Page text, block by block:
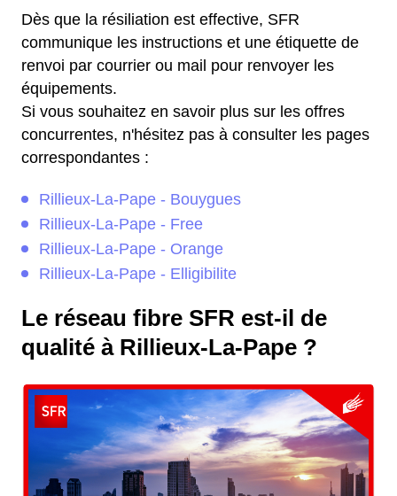
Dès que la résiliation est effective, SFR
communique les instructions et une étiquette de
renvoi par courrier ou mail pour renvoyer les
équipements.
Si vous souhaitez en savoir plus sur les offres
concurrentes, n'hésitez pas à consulter les pages
correspondantes :
Rillieux-La-Pape - Bouygues
Rillieux-La-Pape - Free
Rillieux-La-Pape - Orange
Rillieux-La-Pape - Elligibilite
Le réseau fibre SFR est-il de
qualité à Rillieux-La-Pape ?